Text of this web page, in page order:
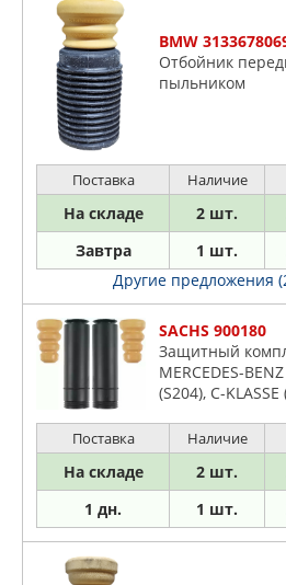
QUATTRO FRENI
RBI
RENAULT
ROSTECO
RUEI
RUVILLE
SACHS
SASIC
STELLOX
SUBARU
SUFIX
SUZUKI
SWAG
TATSUMI
TENACITY
TORR
TOYOTA
BMW
Отбойник
пыльником
Поставка Наличие
На складе 2 шт.
Завтра 1 шт.
Другие предложения
SACHS 900180
Защитный
MERCEDES-
(S204), C-
Поставка Наличие
На складе 2 шт.
1 дн. 1 шт.